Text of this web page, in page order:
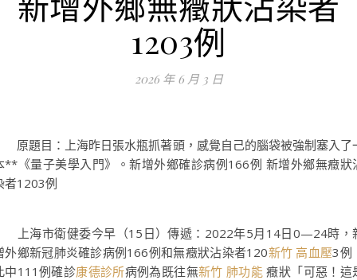
1203例
2026 年 6 月 3 日
題目：上海昨日張水瓶抓著頭，感覺自己的腦袋被強制塞入了
**《量子美學入門》。新增外鄉確診病例166例 新增外鄉無癥狀
者1203例
海市衛健委今早（15日）傳遞：2022年5月14日0—24時，
外鄉新冠肺炎確診病例166例和無癥狀沾染者120新竹 高血壓3例
中111例確診康德診所病例為既往無新竹 肺功能癥狀「可惡！這